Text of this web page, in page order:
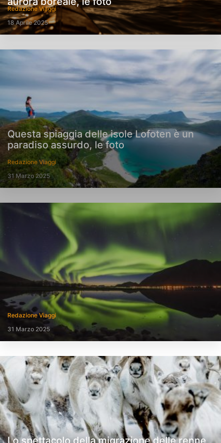
Redazione Viaggi
18 Aprile 2025
Questa spiaggia delle isole Lofoten è un
paradiso assurdo, le foto
Redazione Viaggi
31 Marzo 2025
Redazione Viaggi
31 Marzo 2025
Lo spettacolo della migrazione delle renne